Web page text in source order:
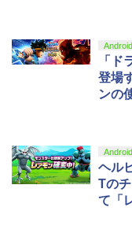
Android
「ド
登場
ンの
Android
ヘル
Tの
て「